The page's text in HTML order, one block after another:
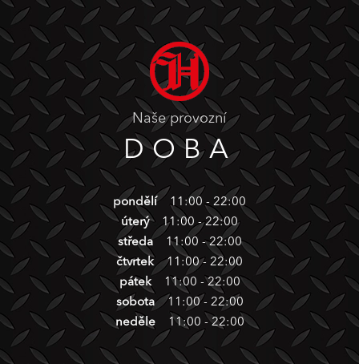
DOBA
Naše provozní
pondělí
11:00 - 22:00
úterý
11:00 - 22:00
středa
11:00 - 22:00
čtvrtek
11:00 - 22:00
pátek
11:00 - 22:00
sobota
11:00 - 22:00
neděle
11:00 - 22:00